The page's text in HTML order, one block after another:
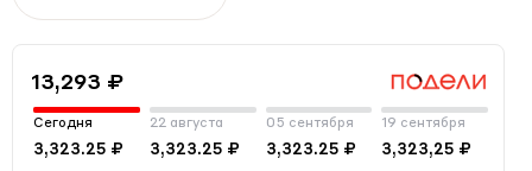
13,293 ₽
Сегодня
3,323.25 ₽
22 августа
3,323.25 ₽
05 сентября
3,323.25 ₽
19 сентября
3,323,25 ₽